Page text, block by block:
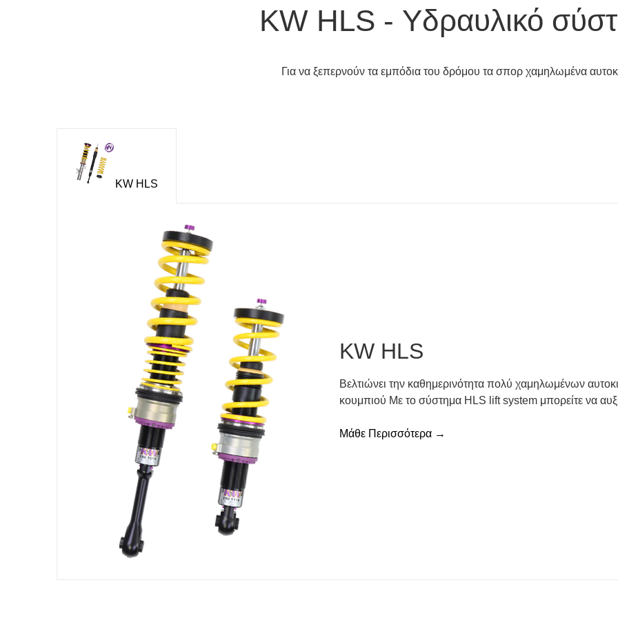
KW HLS - Υδραυλικό
Για να ξεπερνούν τα εμπόδια του δρόμου τα σπορ χαμηλωμένα
KW HLS
KW HLS
Βελτιώνει την καθημερινότητα πολύ χαμηλωμένων
κουμπιού Με το σύστημα HLS lift system μπορείτε να
Μάθε Περισσότερα →